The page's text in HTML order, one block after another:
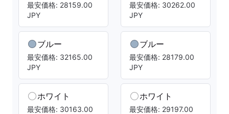
最安価格: 28159.00
JPY
ブルー
最安価格: 32165.00
JPY
ホワイト
最安価格: 30163.00
最安価格: 30262.00
JPY
ブルー
最安価格: 28179.00
JPY
ホワイト
最安価格: 29197.00